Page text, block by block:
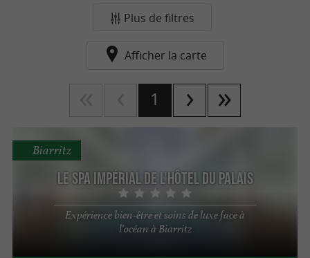
Plus de filtres
Afficher la carte
1
Le Spa Impérial de l'Hôtel du Palais
Expérience bien-être et soins de luxe face à
l’océan à Biarritz
Biarritz